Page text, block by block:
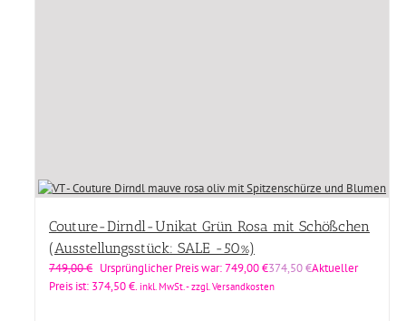
Couture-Dirndl-Unikat Grün Rosa mit Schößchen
(Ausstellungsstück: SALE -50%)
749,00€ Ursprünglicher Preis war: 749,00 €374,50€Aktueller
Preis ist: 374,50 €. inkl. MwSt. - zzgl. Versandkosten